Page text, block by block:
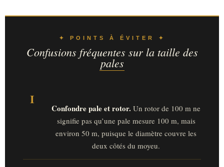
✦ POINTS À ÉVITER ✦
Confusions fréquentes sur la taille des
pales
I
Confondre pale et rotor. Un rotor de 100 m ne
signifie pas qu’une pale mesure 100 m, mais
environ 50 m, puisque le diamètre couvre les
deux côtés du moyeu.